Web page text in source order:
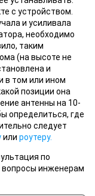
с устройством.
и усиливала
необходимо
таким
(на высоте не
и
в том или ином
позиции она
антенны на 10-
определиться, где
следует
или роутеру.
по
вопросы инженерам